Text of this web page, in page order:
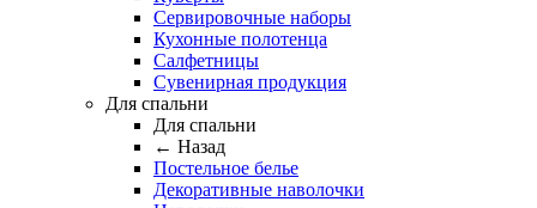
Сервировочные наборы
Кухонные полотенца
Салфетницы
Сувенирная продукция
Для спальни
Для спальни
← Назад
Постельное белье
Декоративные наволочки